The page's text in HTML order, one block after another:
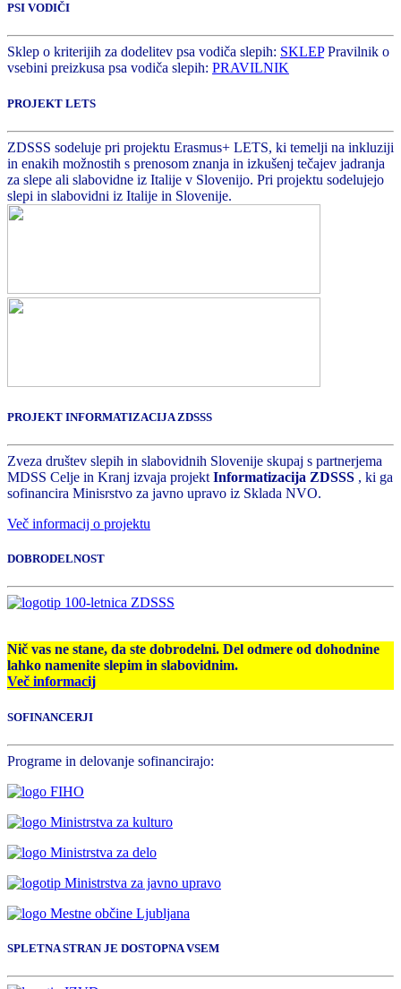
PSI VODIČI
Sklep o kriterijih za dodelitev psa vodiča slepih: SKLEPPravilnik o
vsebini preizkusa psa vodiča slepih: PRAVILNIK
PROJEKT LETS
ZDSSS sodeluje pri projektu Erasmus+ LETS, ki temelji na inkluziji
in enakih možnostih s prenosom znanja in izkušenj tečajev jadranja
za slepe ali slabovidne iz Italije v Slovenijo. Pri projektu sodelujejo
slepi in slabovidni iz Italije in Slovenije.
PROJEKT INFORMATIZACIJA ZDSSS
Zveza društev slepih in slabovidnih Slovenije skupaj s partnerjema
MDSS Celje in Kranj izvaja projekt Informatizacija ZDSSS , ki ga
sofinancira Minisrstvo za javno upravo iz Sklada NVO.
Več informacij o projektu
DOBRODELNOST
Nič vas ne stane, da ste dobrodelni. Del odmere od dohodnine
lahko namenite slepim in slabovidnim.
Več informacij
SOFINANCERJI
Programe in delovanje sofinancirajo:
SPLETNA STRAN JE DOSTOPNA VSEM